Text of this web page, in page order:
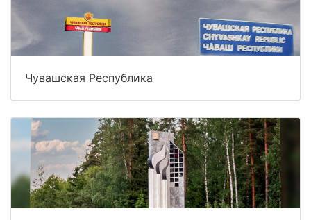
Чувашская Республика